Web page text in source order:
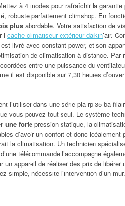
à 4 modes pour rafraîchir la garantie
robuste parfaitement climshop. En
plus abordable. Votre satisfaction de
l cache climatiseur extérieur daikin’air.
livré avec constant power, et son
de climatisation à distance. Par
entre une puissance du
il est disponible sur 7,30 heures
l’utiliser dans une série pla-rp 35 ba
vous pouvez tout seul. Le système
une forte pression statique, la
d’avoir un confort et donc
la climatisation. Un technicien
télécommande l’accompagne
un appareil de réaliser des prix de
simple, nécessite l’intervention d’un mur.